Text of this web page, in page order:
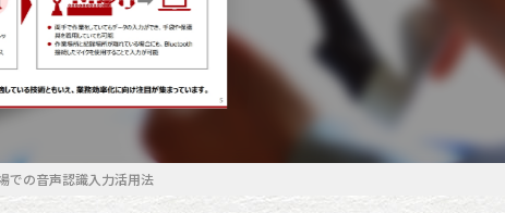
リティ 工
現
での音声認識入力活用法